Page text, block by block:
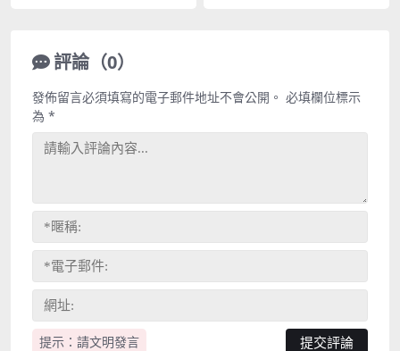
評論（0）
提示：請文明發言
發佈留言必須填寫的電子郵件地址不會公開。 必填欄位標示
為 *